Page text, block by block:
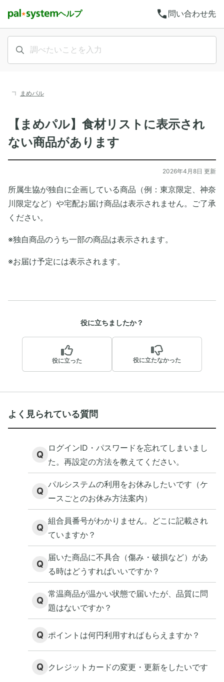
ヘルプ call 問い合わせ先
まめパル
【まめパル】食材リストに表示され
ない商品があります
2026年4月8日 更新
所属生協が独自に企画している商品（例：東京限定、神奈
川限定など）や宅配お届け商品は表示されません。ご了承
ください。
※独自商品のうち一部の商品は表示されます。
※お届け予定には表示されます。
役に立ちましたか？
役に立った 役に立たなかった
よく見られている質問
Q
ログインID・パスワードを忘れてしまいまし
た。再設定の方法を教えてください。
Q
パルシステムの利用をお休みしたいです（ケ
ースごとのお休み方法案内）
Q
組合員番号がわかりません。どこに記載され
ていますか？
Q
届いた商品に不具合（傷み・破損など）があ
る時はどうすればいいですか？
Q
常温商品が温かい状態で届いたが、品質に問
題はないですか？
Q ポイントは何円利用すればもらえますか？
Q クレジットカードの変更・更新をしたいです